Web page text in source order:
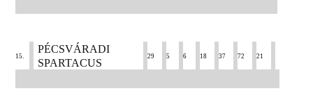
15.
PÉCSVÁRADI
SPARTACUS
29 5 6 18 37 72 21